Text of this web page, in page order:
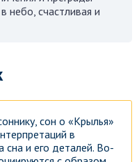
небо, счастливая и
сон о «Крылья»
в
сна и его деталей. Во-